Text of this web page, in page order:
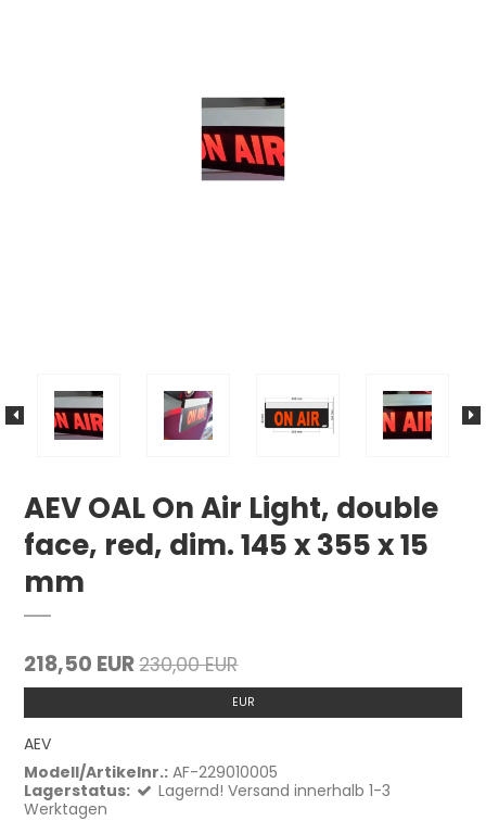
AEV OAL On Air Light, double
face, red, dim. 145 x 355 x 15
mm
218,50 EUR230,00 EUR
EUR
AEV
Modell/Artikelnr.: AF-229010005
Lagerstatus:
Lagernd! Versand innerhalb 1-3
Werktagen